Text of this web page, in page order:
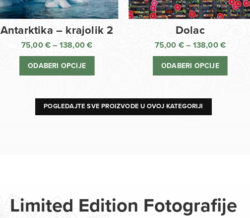
Antarktika – krajolik 2
75,00 € – 138,00€
138,00 €
ODABERI OPCIJE
Dolac
75,00 € – 138,00 €
cijena:
ODABERI OPCIJE
POGLEDAJTE SVE PROIZVODE U OVOJ KATEGORIJI
Limited Edition Fotografije